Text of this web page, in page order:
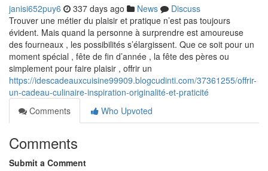
janisi652puy6 337 days ago News
Discuss
Trouver une métier du plaisir et pratique n’est pas toujours
évident. Mais quand la personne à surprendre est amoureuse
des fourneaux , les possibilités s’élargissent. Que ce soit pour un
moment spécial , fête de fin d’année , la fête des pères ou
simplement pour faire plaisir , offrir un
https://idescadeauxcuisine99909.blogcudinti.com/37361255/offrir-
un-cadeau-culinaire-inspiration-originalité-et-praticité
Comments
Who Upvoted
Comments
Submit a Comment